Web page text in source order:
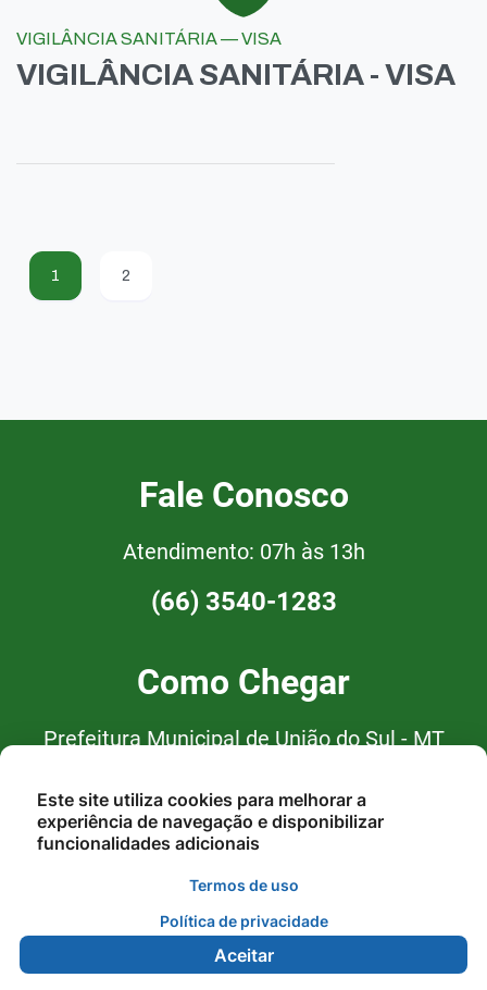
VIGILÂNCIA SANITÁRIA — VISA
VIGILÂNCIA SANITÁRIA - VISA
1 2
Fale Conosco
Atendimento: 07h às 13h
(66) 3540-1283
Como Chegar
Prefeitura Municipal de União do Sul - MT
Av. Curitiba, nº 94, Centro, CEP:
78.543-000 - União do Sul/MT
Este site utiliza cookies para melhorar a
experiência de navegação e disponibilizar
funcionalidades adicionais
Termos de uso
Política de privacidade
Aceitar